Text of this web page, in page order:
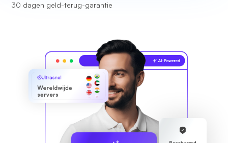
30 dagen geld-terug-garantie
Ultrasnel
Wereldwijde
servers